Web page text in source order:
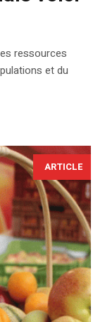
ressources
et du
ARTICLE